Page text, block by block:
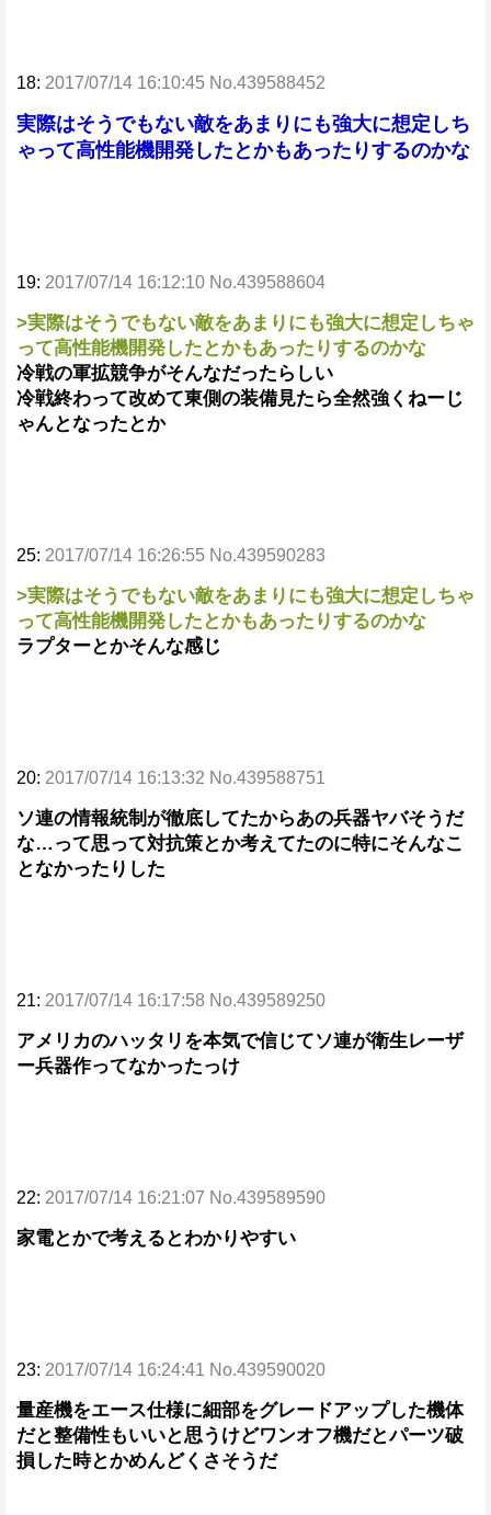
18: 2017/07/14 16:10:45 No.439588452
実際はそうでもない敵をあまりにも強大に想定しち
ゃって高性能機開発したとかもあったりするのかな
19: 2017/07/14 16:12:10 No.439588604
>実際はそうでもない敵をあまりにも強大に想定しちゃ
って高性能機開発したとかもあったりするのかな
冷戦の軍拡競争がそんなだったらしい
冷戦終わって改めて東側の装備見たら全然強くねーじ
ゃんとなったとか
25: 2017/07/14 16:26:55 No.439590283
>実際はそうでもない敵をあまりにも強大に想定しちゃ
って高性能機開発したとかもあったりするのかな
ラプターとかそんな感じ
20: 2017/07/14 16:13:32 No.439588751
ソ連の情報統制が徹底してたからあの兵器ヤバそうだ
な…って思って対抗策とか考えてたのに特にそんなこ
となかったりした
21: 2017/07/14 16:17:58 No.439589250
アメリカのハッタリを本気で信じてソ連が衛生レーザ
ー兵器作ってなかったっけ
22: 2017/07/14 16:21:07 No.439589590
家電とかで考えるとわかりやすい
23: 2017/07/14 16:24:41 No.439590020
量産機をエース仕様に細部をグレードアップした機体
だと整備性もいいと思うけどワンオフ機だとパーツ破
損した時とかめんどくさそうだ